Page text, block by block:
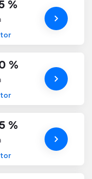
%
%
%